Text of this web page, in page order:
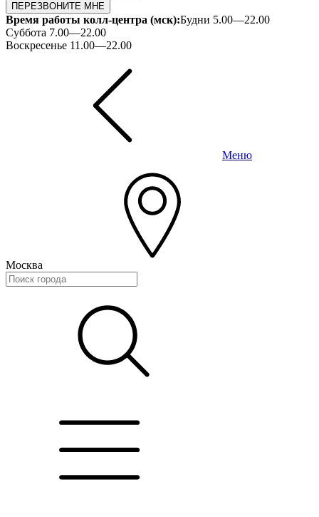
ПЕРЕЗВОНИТЕ МНЕ
Время работы колл-центра (мск):Будни 5.00—22.00
Суббота 7.00—22.00
Воскресенье 11.00—22.00
Меню
Москва